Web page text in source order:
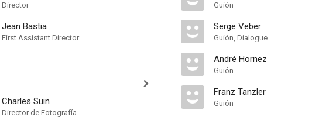
Director
Jean Bastia
First Assistant Director
Charles Suin
Director de Fotografía
Guión
Serge Veber
Guión, Dialogue
André Hornez
Guión
Franz Tanzler
Guión